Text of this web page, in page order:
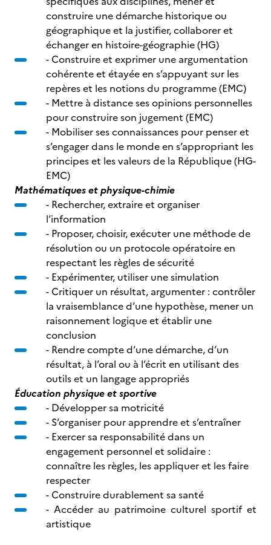
construire une démarche historique ou
géographique et la justifier, collaborer et
échanger en histoire-géographie (HG)
- Construire et exprimer une argumentation
cohérente et étayée en s’appuyant sur les
repères et les notions du programme (EMC)
- Mettre à distance ses opinions personnelles
pour construire son jugement (EMC)
- Mobiliser ses connaissances pour penser et
s’engager dans le monde en s’appropriant les
principes et les valeurs de la République (HG-
EMC)
Mathématiques et physique-chimie
- Rechercher, extraire et organiser
l’information
- Proposer, choisir, exécuter une méthode de
résolution ou un protocole opératoire en
respectant les règles de sécurité
- Expérimenter, utiliser une simulation
- Critiquer un résultat, argumenter : contrôler
la vraisemblance d’une hypothèse, mener un
raisonnement logique et établir une
conclusion
- Rendre compte d’une démarche, d’un
résultat, à l’oral ou à l’écrit en utilisant des
outils et un langage appropriés
Éducation physique et sportive
- Développer sa motricité
- S’organiser pour apprendre et s’entraîner
- Exercer sa responsabilité dans un
engagement personnel et solidaire :
connaître les règles, les appliquer et les faire
respecter
- Construire durablement sa santé
- Accéder au patrimoine culturel sportif et
artistique